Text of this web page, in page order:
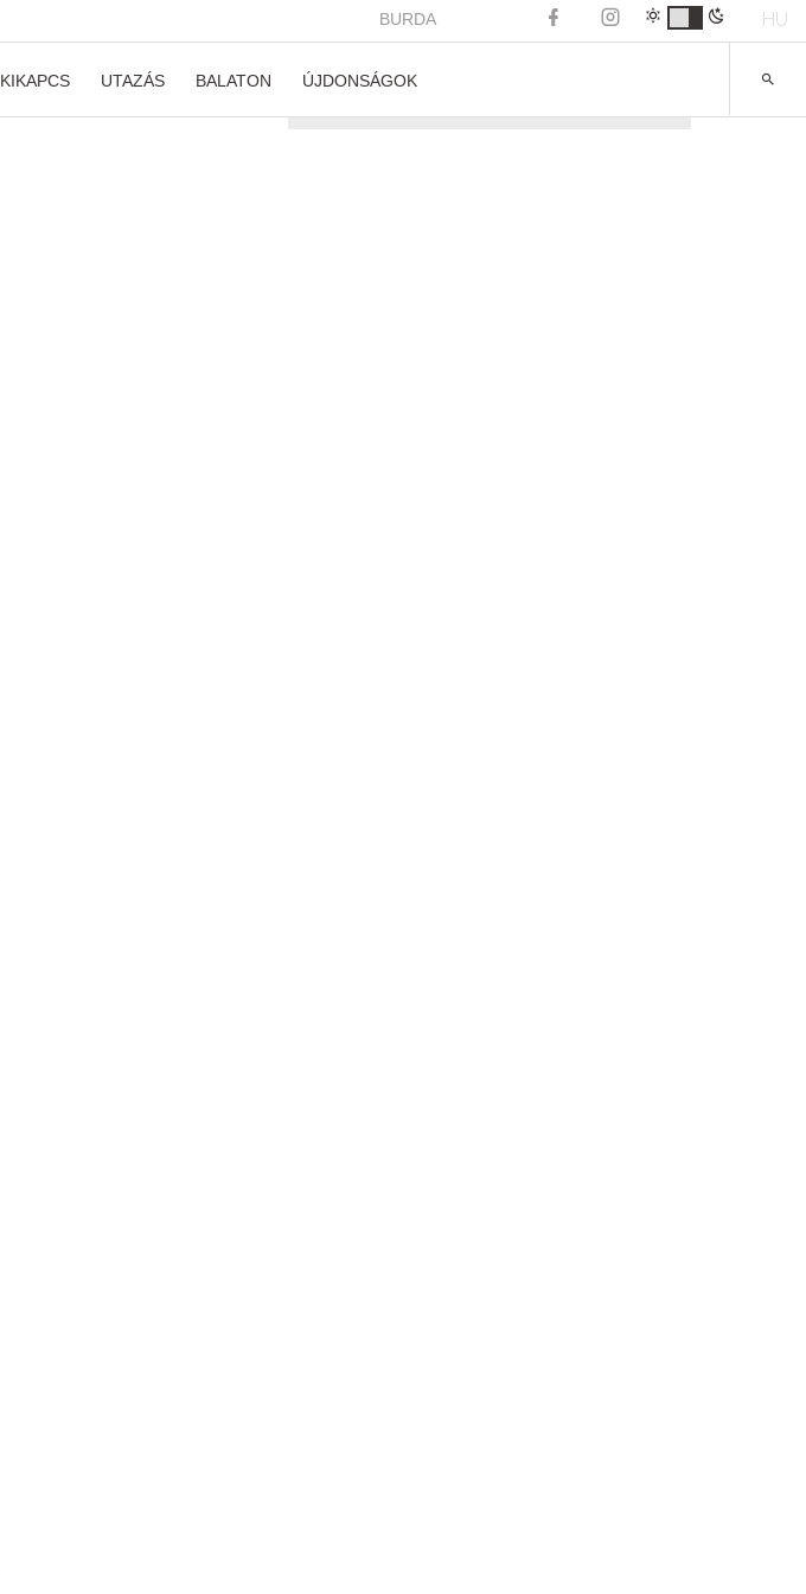
BURDA HU
KIKAPCS UTAZÁS BALATON ÚJDONSÁGOK